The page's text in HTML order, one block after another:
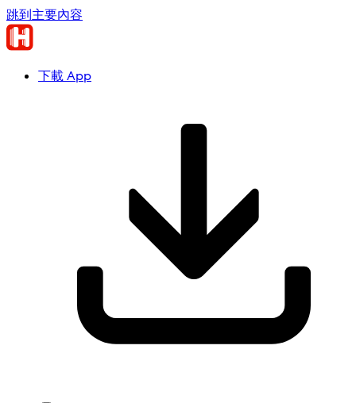
跳到主要內容
下載 App